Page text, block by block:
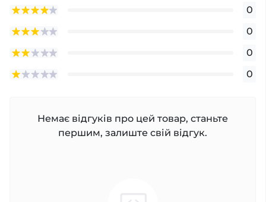
0
0
0
0
Немає відгуків про цей товар, станьте
першим, залиште свій відгук.